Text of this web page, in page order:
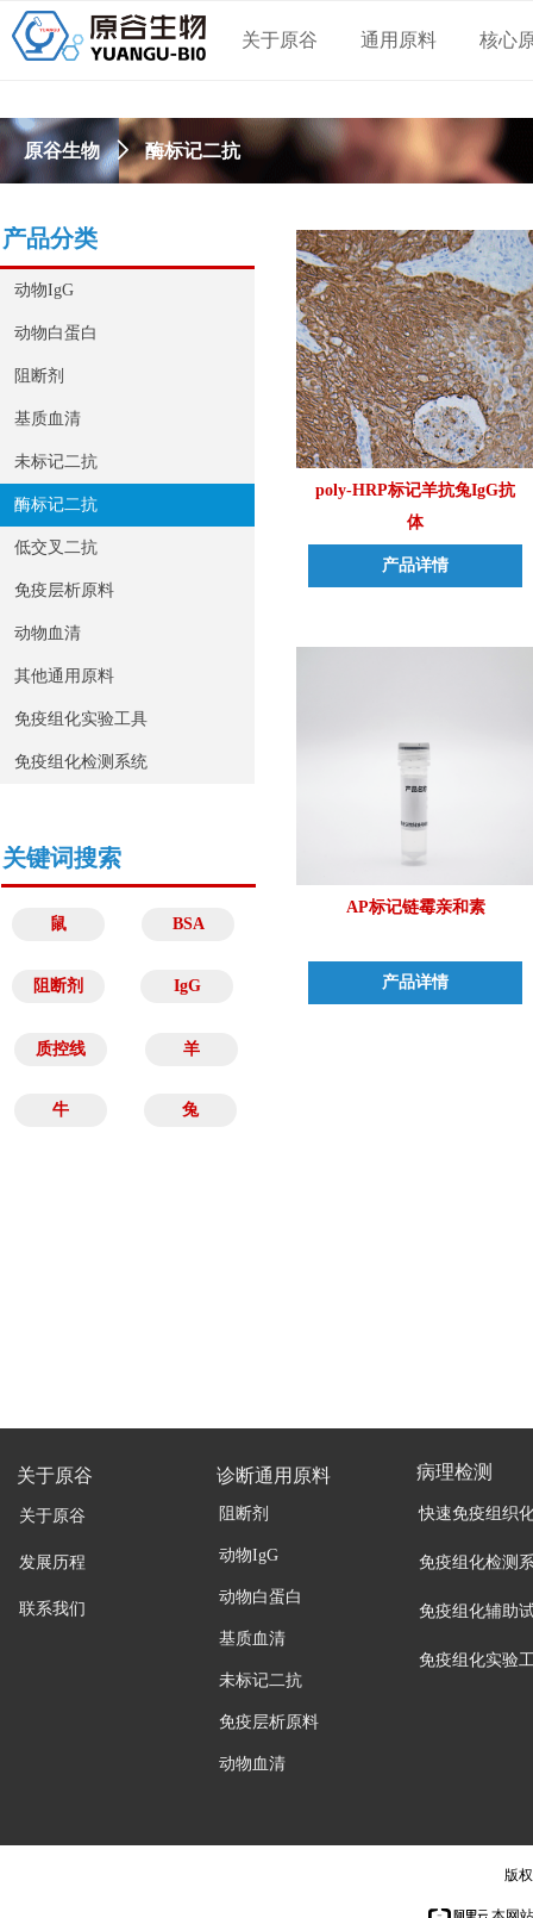
关于原谷 通用原料 核心
poly-HRP标记羊抗兔IgG抗
体
产品详情
AP标记链霉亲和素
产品详情
产品分类
关键词搜索
动物IgG
动物白蛋白
阻断剂
基质血清
未标记二抗
酶标记二抗
低交叉二抗
免疫层析原料
动物血清
其他通用原料
免疫组化实验工具
免疫组化检测系统
原谷生物 ꄲ 酶标记二抗
鼠 BSA
阻断剂 IgG
质控线 羊
牛 兔
关于原谷
关于原谷
发展历程
联系我们
诊断通用原料
阻断剂
动物IgG
动物白蛋白
基质血清
未标记二抗
免疫层析原料
动物血清
病理检测
快速免疫组织
免疫组化检测
免疫组化辅助
免疫组化实验
版